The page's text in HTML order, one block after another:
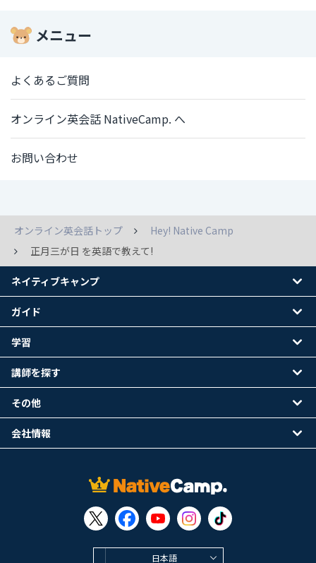
メニュー
よくあるご質問
オンライン英会話 NativeCamp. へ
お問い合わせ
オンライン英会話トップ
Hey! Native Camp
正月三が日 を英語で教えて!
日本語
ネイティブキャンプ
ガイド
学習
講師を探す
その他
会社情報